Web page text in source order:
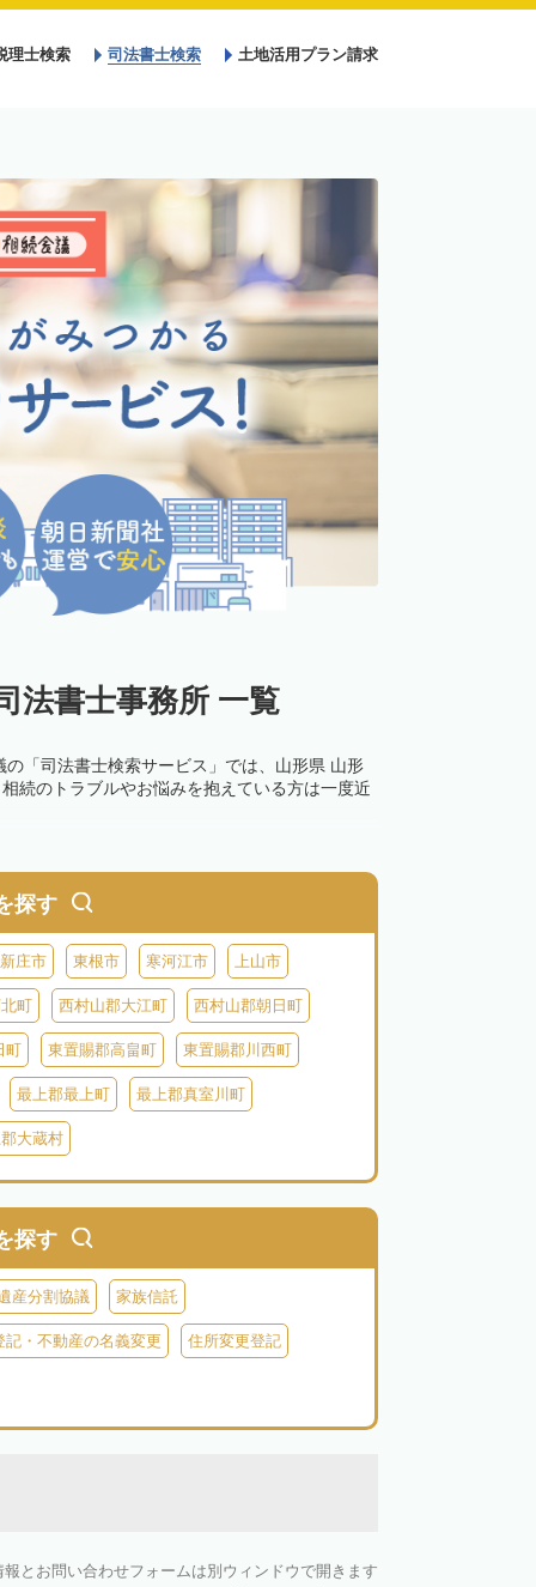
理士検索 司法書士検索 土地活用プラン請求
法書士事務所 一覧
「司法書士検索サービス」では、山形県 山形
続のトラブルやお悩みを抱えている方は一度近
探す
新庄市 東根市 寒河江市 上山市
町 西村山郡大江町 西村山郡朝日町
町 東置賜郡高畠町 東置賜郡川西町
最上郡最上町 最上郡真室川町
大蔵村
探す
産分割協議 家族信託
記・不動産の名義変更 住所変更登記
とお問い合わせフォームは別ウィンドウで開きます